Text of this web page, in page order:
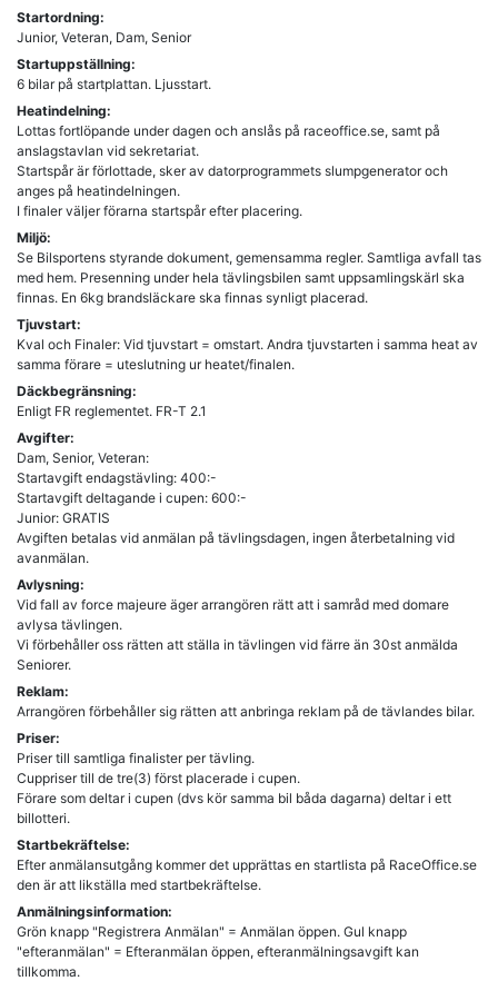
Startordning:
Junior, Veteran, Dam, Senior
Startuppställning:
6 bilar på startplattan. Ljusstart.
Heatindelning:
Lottas fortlöpande under dagen och anslås på raceoffice.se, samt på
anslagstavlan vid sekretariat.
Startspår är förlottade, sker av datorprogrammets slumpgenerator och
anges på heatindelningen.
I finaler väljer förarna startspår efter placering.
Miljö:
Se Bilsportens styrande dokument, gemensamma regler. Samtliga avfall tas
med hem. Presenning under hela tävlingsbilen samt uppsamlingskärl ska
finnas. En 6kg brandsläckare ska finnas synligt placerad.
Tjuvstart:
Kval och Finaler: Vid tjuvstart = omstart. Andra tjuvstarten i samma heat av
samma förare = uteslutning ur heatet/finalen.
Däckbegränsning:
Enligt FR reglementet. FR-T 2.1
Avgifter:
Dam, Senior, Veteran:
Startavgift endagstävling: 400:-
Startavgift deltagande i cupen: 600:-
Junior: GRATIS
Avgiften betalas vid anmälan på tävlingsdagen, ingen återbetalning vid
avanmälan.
Avlysning:
Vid fall av force majeure äger arrangören rätt att i samråd med domare
avlysa tävlingen.
Vi förbehåller oss rätten att ställa in tävlingen vid färre än 30st anmälda
Seniorer.
Reklam:
Arrangören förbehåller sig rätten att anbringa reklam på de tävlandes bilar.
Priser:
Priser till samtliga finalister per tävling.
Cuppriser till de tre(3) först placerade i cupen.
Förare som deltar i cupen (dvs kör samma bil båda dagarna) deltar i ett
billotteri.
Startbekräftelse:
Efter anmälansutgång kommer det upprättas en startlista på RaceOffice.se
den är att likställa med startbekräftelse.
Anmälningsinformation:
Grön knapp "Registrera Anmälan" = Anmälan öppen. Gul knapp
"efteranmälan" = Efteranmälan öppen, efteranmälningsavgift kan
tillkomma.